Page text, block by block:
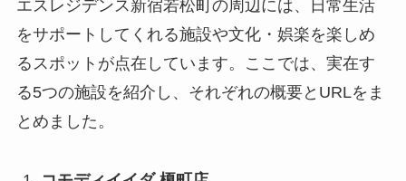
エスレジデンス新宿若松町の周辺には、日常生活
をサポートしてくれる施設や文化・娯楽を楽しめ
るスポットが点在しています。ここでは、実在す
る5つの施設を紹介し、それぞれの概要とURLをま
とめました。